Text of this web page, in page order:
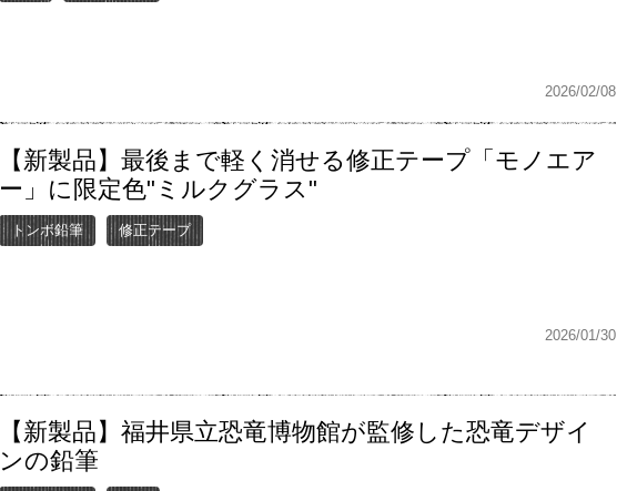
2026/02/08
【新製品】最後まで軽く消せる修正テープ「モノエア
ー」に限定色"ミルクグラス"
トンボ鉛筆 修正テープ
2026/01/30
【新製品】福井県立恐竜博物館が監修した恐竜デザイ
ンの鉛筆